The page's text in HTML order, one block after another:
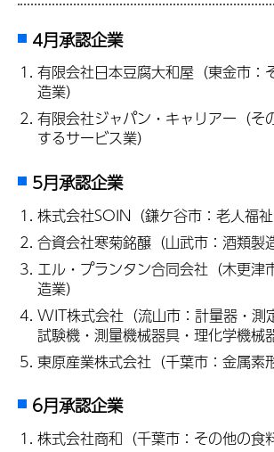
4月承認企業
有限会社日本豆腐大和屋（東金市：
造業）
有限会社ジャパン・キャリアー（そ
するサービス業）
5月承認企業
株式会社SOIN（鎌ケ谷市：老人福祉
合資会社寒菊銘醸（山武市：酒類製
エル・プランタン合同会社（木更津
造業）
WIT株式会社（流山市：計量器・測
試験機・測量機械器具・理化学機械
東原産業株式会社（千葉市：金属素
6月承認企業
株式会社商和（千葉市：その他の食